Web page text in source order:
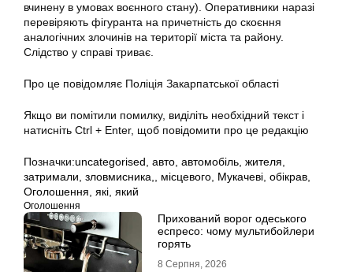
вчинену в умовах воєнного стану). Оперативники наразі
перевіряють фігуранта на причетність до скоєння
аналогічних злочинів на території міста та району.
Слідство у справі триває.
Про це повідомляє Поліція Закарпатської області
Якщо ви помітили помилку, виділіть необхідний текст і
натисніть Ctrl + Enter, щоб повідомити про це редакцію
Позначки:uncategorised авто автомобіль жителя
затримали зловмисника, місцевого Мукачеві обікрав
Оголошення які який
Оголошення
Прихований ворог одеського
еспресо: чому мультибойлери
горять
8 Серпня, 2026